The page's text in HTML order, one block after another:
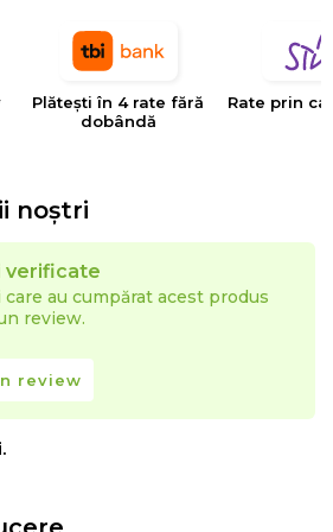
designul, inovatia si calitatea
stilul si traiectoria Eysa inca
Plătești în 4 rate fără
dobândă
Rate prin
noștri
verificate
au cumpărat acest produs
review.
review